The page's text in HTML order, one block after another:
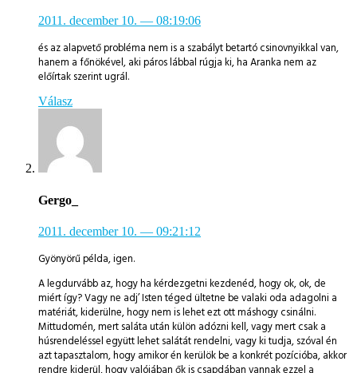
2011. december 10. — 08:19:06
és az alapvető probléma nem is a szabályt betartó csinovnyikkal van,
hanem a főnökével, aki páros lábbal rúgja ki, ha Aranka nem az
előírtak szerint ugrál.
Válasz
Gergo_
2011. december 10. — 09:21:12
Gyönyörű példa, igen.
A legdurvább az, hogy ha kérdezgetni kezdenéd, hogy ok, ok, de
miért így? Vagy ne adj’ Isten téged ültetne be valaki oda adagolni a
matériát, kiderülne, hogy nem is lehet ezt ott máshogy csinálni.
Mittudomén, mert saláta után külön adózni kell, vagy mert csak a
húsrendeléssel együtt lehet salátát rendelni, vagy ki tudja, szóval én
azt tapasztalom, hogy amikor én kerülök be a konkrét pozícióba, akkor
rendre kiderül, hogy valójában ők is csapdában vannak ezzel a